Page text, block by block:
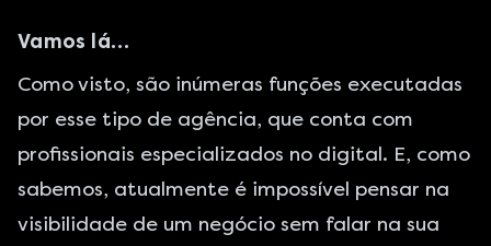
Vamos lá…
Como visto, são inúmeras funções executadas
por esse tipo de agência, que conta com
profissionais especializados no digital. E, como
sabemos, atualmente é impossível pensar na
visibilidade de um negócio sem falar na sua